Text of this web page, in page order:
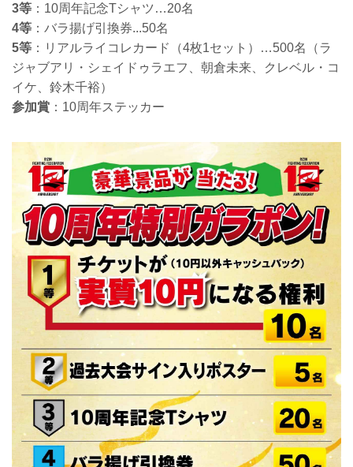
3等 ：10周年記念Tシャツ…20名
4等 ：バラ揚げ引換券...50名
5等 ：リアルライコレカード（4枚1セット）…500名（ラ
ジャブアリ・シェイドゥラエフ、朝倉未来、クレベル・コ
イケ、鈴木千裕）
参加賞 ：10周年ステッカー